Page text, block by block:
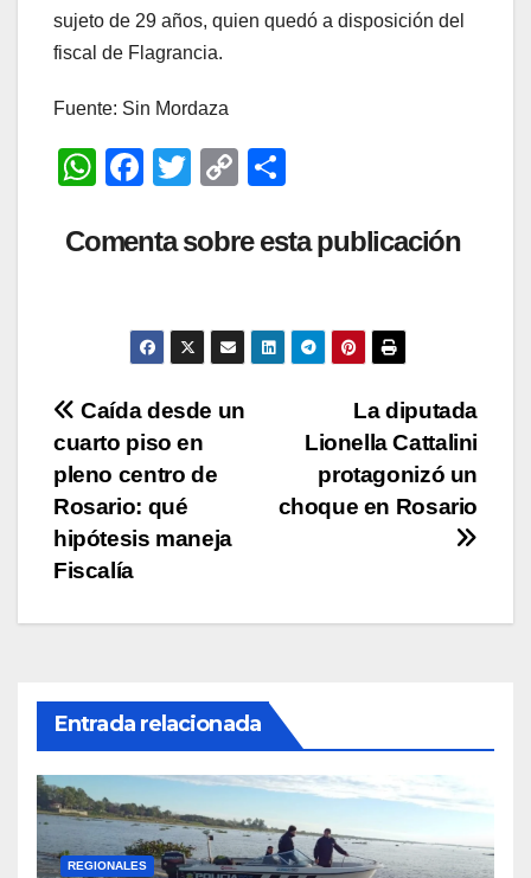
sujeto de 29 años, quien quedó a disposición del
fiscal de Flagrancia.
Fuente: Sin Mordaza
W
at
p
F
c
b
o
o
k
T
tt
C
p
Li
n
m
ar
tir
Comenta sobre esta publicación
Navegación
de
entradas
La diputada
Lionella Cattalini
protagonizó un
choque en Rosario
Caída desde un
cuarto piso en
pleno centro de
Rosario: qué
hipótesis maneja
Fiscalía
Entrada relacionada
REGIONALES